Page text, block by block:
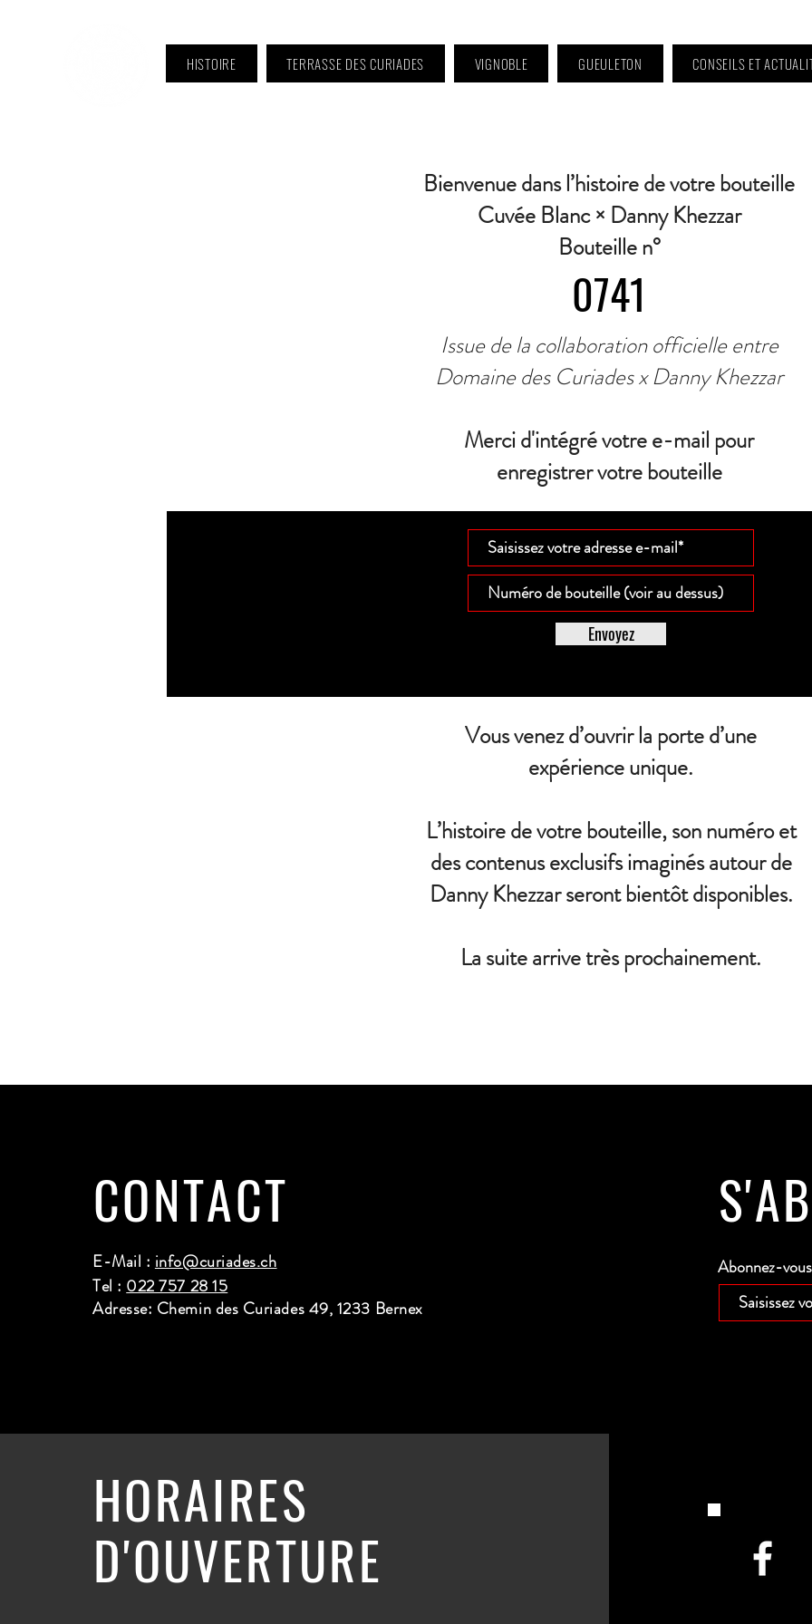
HISTOIRE TERRASSE DES CURIADES VIGNOBLE GUEULETON CONSEILS ET
Bienvenue dans l’histoire de votre bouteille
Cuvée Blanc × Danny Khezzar
Bouteille n°
0741
Issue de la collaboration officielle entre
Domaine des Curiades x Danny Khezzar
Merci d'intégré votre e-mail pour
enregistrer votre bouteille
Envoyez
Vous venez d’ouvrir la porte d’une
expérience unique.
L’histoire de votre bouteille, son numéro et
des contenus exclusifs imaginés autour de
Danny Khezzar seront bientôt disponibles.
La suite arrive très prochainement.
CONTACT
E-Mail : info@curiades.ch
Tel : 022 757 28 15
Adresse: Chemin des Curiades 49, 1233 Bernex
Abonnez-
HORAIRES
D'OUVERTURE